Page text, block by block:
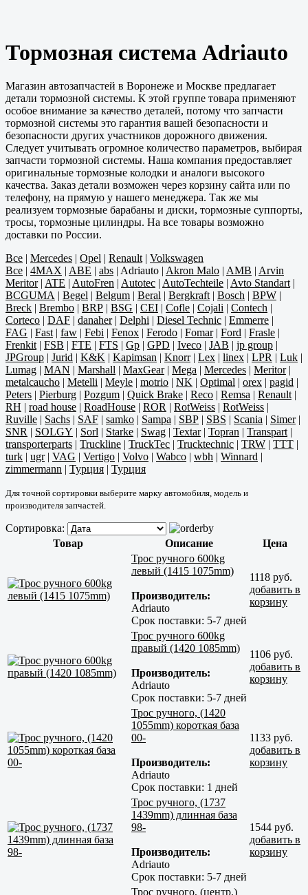
Тормозная система Adriauto
Магазин автозапчастей в Воронеже и Москве предлагает
детали тормозной системы. К этой группе товара применяют
особое внимание за качество деталей, потому что запчасти
тормозной системы это гарантия вашей безопасности и
безопасности других участников дорожного движения.
Следует учитывать огромное количество параметров, выбирая
запчасти тормозной системы. Наша компания предоставляет
оригинальные тормозные колодки и аналоги высокого
качества. Заказ детали возможен через корзину сайта или по
телефону, на прямую у нашего менеджера. Так же мы
реализуем тормозные барабаны и диски, тормозные суппорты,
тросы, тормозные цилиндры. На все товары возможно
доставки по России.
Все | Mercedes | Opel | Renault | Volkswagen
Все | 4MAX | ABE | abs | Adriauto | Akron Malo | AMB | Arvin
Meritor| ATE | AutoFren | Autotec | AutoTechteile | Avto Standart |
BCGUMA | Begel | Belgum | Beral | Bergkraft | Bosch | BPW |
Breck | Brembo | BRP | BSG | CEI | Cofle | Cojali | Contech |
Corteco | DAF | danaher| Delphi | Diesel Technic | Emmerre |
FAG | Fast | faw | Febi | Fenox | Ferodo | Fomar| Ford | Frasle |
Frenkit | FSB | FTE | FTS | Gp | GPD | Iveco | JAB | jp group |
JPGroup | Jurid | K&K | Kapimsan | Knorr| Lex | linex | LPR | Luk |
Lumag | MAN | Marshall | MaxGear| Mega | Mercedes | Meritor|
metalcaucho | Metelli | Meyle | motrio | NK | Optimal | orex | pagid |
Peters | Pierburg | Pozgum | Quick Brake | Reco | Remsa | Renault |
RH | road house | RoadHouse | ROR | RotWeiss | RotWeiss |
Ruville | Sachs | SAF | samko | Sampa | SBP | SBS | Scania | Simer|
SNR | SOLGY | Sorl | Starke | Swag | Textar| Topran | Transpart |
transporterparts | Truckline | TruckTec | Trucktechnic | TRW | TTT |
turk | ugr| VAG | Vertigo | Volvo | Wabco | wbh | Winnard |
zimmermann | Турция | Турция
Для точной сортировки выберите марку автомобиля, модель и
производителя запчастей.
Сортировка:
Товар
Описание
Цена
Трос ручного 600kg
левый (1415 1075mm)
Производитель:
Adriauto
Срок поставки: 5-7 дней
1118 руб.
добавить в
корзину
Трос ручного 600kg
правый (1420 1085mm)
Производитель:
Adriauto
Срок поставки: 5-7 дней
1106 руб.
добавить в
корзину
Трос ручного, (1420
1055mm) короткая база
00-
Производитель:
Adriauto
Срок поставки: 1 дней
1133 руб.
добавить в
корзину
Трос ручного, (1737
1439mm) длинная база
98-
Производитель:
Adriauto
Срок поставки: 5-7 дней
1544 руб.
добавить в
корзину
Трос ручного, (центр.)